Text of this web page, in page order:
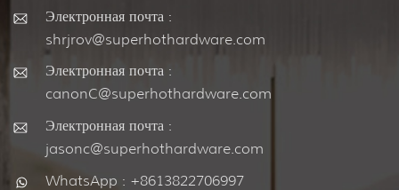
Электронная почта :
shrjrov@superhothardware.com
Электронная почта :
canonC@superhothardware.com
Электронная почта :
jasonc@superhothardware.com
WhatsApp : +8613822706997